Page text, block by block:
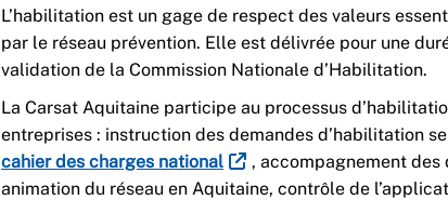
L’habilitation est un gage de respect des valeurs
par le réseau prévention. Elle est délivrée pour une
validation de la Commission Nationale d’Habilitation.
La Carsat Aquitaine participe au processus
entreprises : instruction des demandes d’habilitation
cahier des charges national
, accompagnement des
animation du réseau en Aquitaine, contrôle de